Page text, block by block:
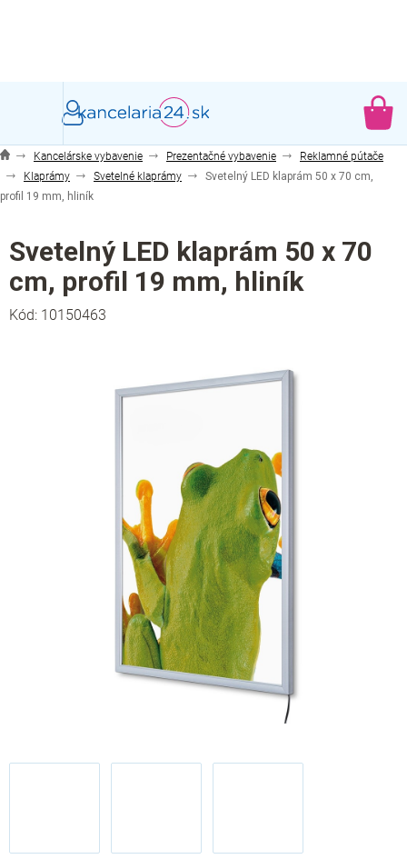
Kancelárske vybavenie Prezentačné vybavenie
Reklamné pútače
Klaprámy
Svetelné klaprámy
Svetelný LED klaprám 50 x 70 cm,
profil 19 mm, hliník
Svetelný LED klaprám 50 x 70
cm, profil 19 mm, hliník
Kód: 10150463